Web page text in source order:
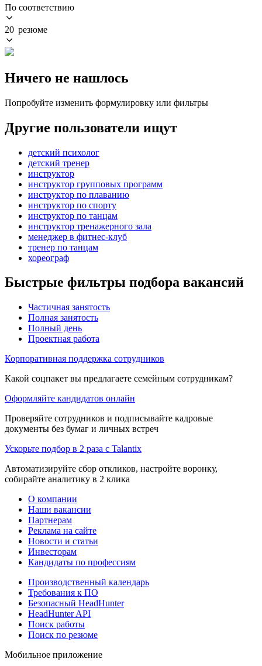
По соответствию
20 резюме
Ничего не нашлось
Попробуйте изменить формулировку или фильтры
Другие пользователи ищут
детский психолог
детский тренер
инструктор
инструктор групповых программ
инструктор по плаванию
инструктор по спорту
инструктор по танцам
инструктор тренажерного зала
менеджер в фитнес-клуб
тренер по танцам
хореограф
Быстрые фильтры подбора вакансий
Частичная занятость
Полная занятость
Полный день
Проектная работа
Корпоративная поддержка сотрудников
Какой соцпакет вы предлагаете семейным сотрудникам?
Оформляйте кандидатов онлайн
Проверяйте сотрудников и подписывайте кадровые
документы без бумаг и личных встреч
Ускорьте подбор в 2 раза с Talantix
Автоматизируйте сбор откликов, настройте воронку,
собирайте аналитику в 2 клика
О компании
Наши вакансии
Партнерам
Реклама на сайте
Новости и статьи
Инвесторам
Кандидаты по профессиям
Производственный календарь
Требования к ПО
Безопасный HeadHunter
HeadHunter API
Поиск работы
Поиск по резюме
Мобильное приложение